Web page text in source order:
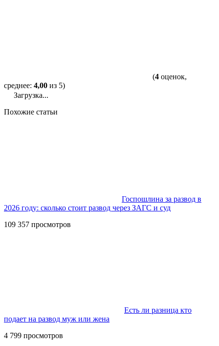
(4 оценок,
среднее: 4,00 из 5)
Загрузка...
Похожие статьи
Госпошлина за развод в
2026 году: сколько стоит развод через ЗАГС и суд
109 357 просмотров
Есть ли разница кто
подает на развод муж или жена
4 799 просмотров